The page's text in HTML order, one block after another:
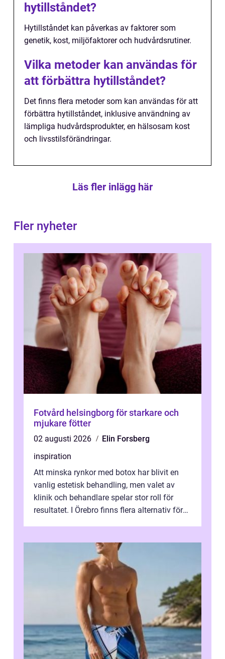
hytillståndet?
Hytillståndet kan påverkas av faktorer som
genetik, kost, miljöfaktorer och hudvårdsrutiner.
Vilka metoder kan användas för
att förbättra hytillståndet?
Det finns flera metoder som kan användas för att
förbättra hytillståndet, inklusive användning av
lämpliga hudvårdsprodukter, en hälsosam kost
och livsstilsförändringar.
Läs fler inlägg här
Fler nyheter
Fotvård helsingborg för starkare och
mjukare fötter
02 augusti 2026
Elin Forsberg
inspiration
Att minska rynkor med botox har blivit en
vanlig estetisk behandling, men valet av
klinik och behandlare spelar stor roll för
resultatet. I Örebro finns flera alternativ för